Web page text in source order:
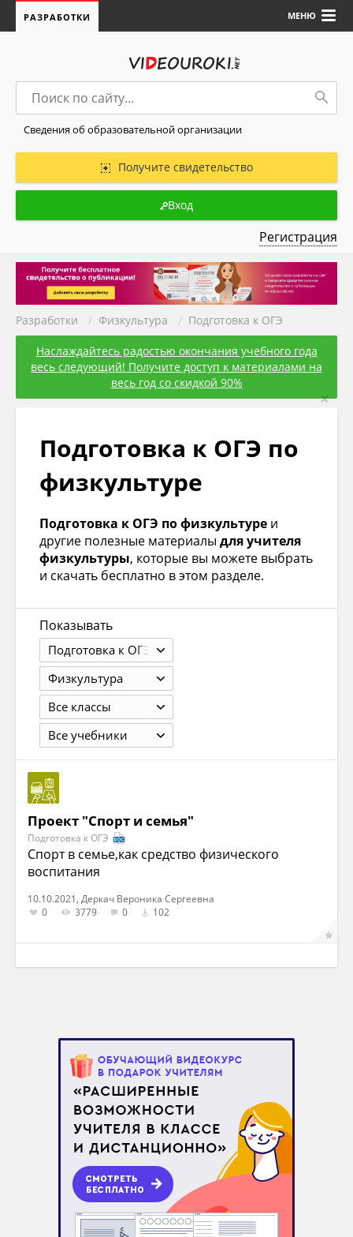
МЕНЮ
РАЗРАБОТКИ
Сведения об образовательной организации
Получите свидетельство
Вход
Регистрация
Разработки / Физкультура / Подготовка к ОГЭ
Наслаждайтесь радостью окончания учебного года
весь следующий! Получите доступ к материалами на
весь год со скидкой 90%
×
Подготовка к ОГЭ по
физкультуре
Подготовка к ОГЭ по физкультуре и
другие полезные материалы для учителя
физкультуры, которые вы можете выбрать
и скачать бесплатно в этом разделе.
Показывать
Подготовка к ОГЭ
Физкультура
Все классы
Все учебники
Проект "Спорт и семья"
Подготовка к ОГЭ
Спорт в семье,как средство физического
воспитания
10.10.2021, Деркач Вероника Сергеевна
0
3779 0 102